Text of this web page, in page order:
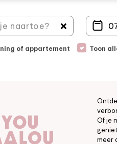
of appartement Toon
Of je
meer